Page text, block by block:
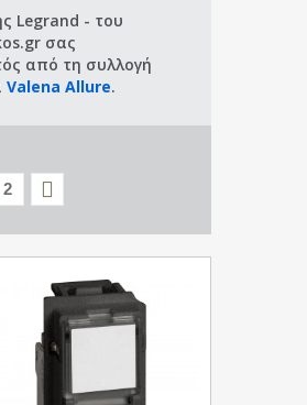
Legrand - του
σας
από τη συλλογή
Valena Allure.
2